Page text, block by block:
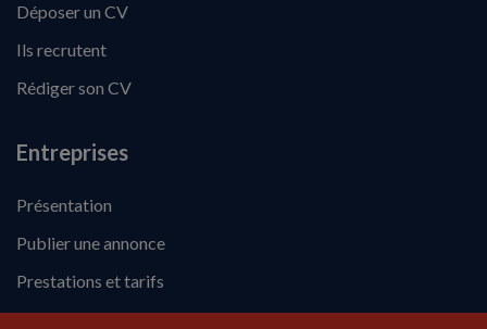
Déposer un CV
Ils recrutent
Rédiger son CV
Entreprises
Présentation
Publier une annonce
Prestations et tarifs